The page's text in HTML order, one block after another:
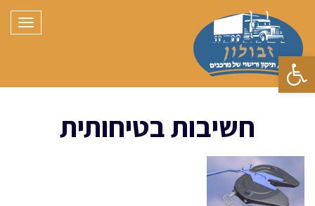
פתח סרגל נגישות
חשיבות בטיחותית